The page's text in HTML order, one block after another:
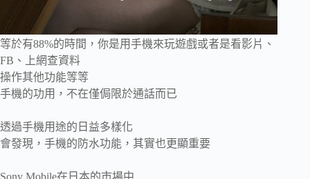
等於有88%的時間，你是用手機來玩遊戲或者是看影片、
FB、上網查資料
操作其他功能等等
手機的功用，不在僅侷限於通話而已
透過手機用途的日益多樣化
會發現，手機的防水功能，其實也更顯重要